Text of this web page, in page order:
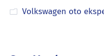
Volkswagen oto